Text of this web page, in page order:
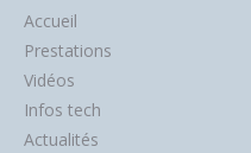
Accueil
Prestations
Vidéos
Infos tech
Actualités